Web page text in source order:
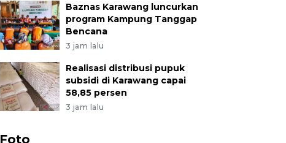
Baznas Karawang luncurkan
program Kampung Tanggap
Bencana
3 jam lalu
Realisasi distribusi pupuk
subsidi di Karawang capai
58,85 persen
3 jam lalu
Foto